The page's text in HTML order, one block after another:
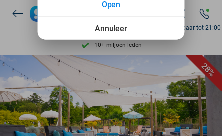
7 dagen per week beschikbaar
10+ miljoen leden
9,4 op basis van
Ontdek 15.000+ deals
7 dagen per week beschikbaar
Bereikbaar tot 21:00
28%
Annuleer
Open